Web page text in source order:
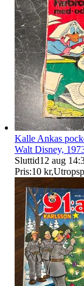
Kalle Ankas
Walt Disney,
Sluttid12 aug
Pris:10 kr,